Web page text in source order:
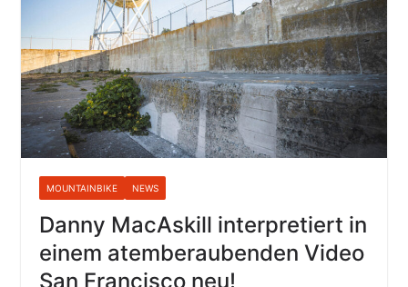
MOUNTAINBIKE NEWS
Danny MacAskill interpretiert in
einem atemberaubenden Video
San Francisco neu!